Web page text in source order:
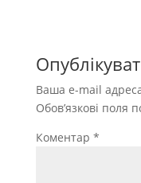
Ваша e-mail
Обов’язкові поля
Коментар *